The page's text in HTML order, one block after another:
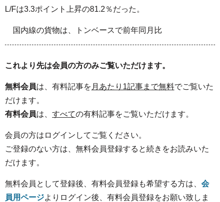
L/Fは3.3ポイント上昇の81.2％だった。
国内線の貨物は、トンベースで前年同月比
これより先は会員の方のみご覧いただけます。
無料会員は、有料記事を 月あたり1記事まで無料でご覧いた
だけます。
有料会員は、 すべての有料記事をご覧いただけます。
会員の方はログインしてご覧ください。
ご登録のない方は、無料会員登録すると続きをお読みいた
だけます。
無料会員として登録後、有料会員登録も希望する方は、 会
員用ページよりログイン後、有料会員登録をお願い致しま